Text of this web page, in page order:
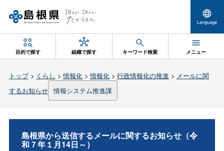
Language
目的で探す 組織で探す キーワード検索 メニュー
トップ> くらし >情報化>情報化> 行政情報化の推進 > メールに関
するお知らせ 情報システム推進課
島根県から送信するメールに関するお知らせ（令
和７年１月14日～）